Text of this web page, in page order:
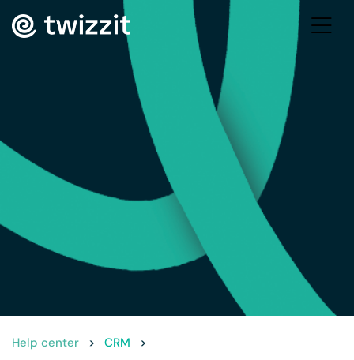
Help center > CRM >